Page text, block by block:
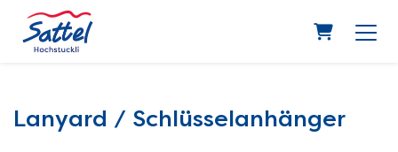
Lanyard / Schlüsselanhänger